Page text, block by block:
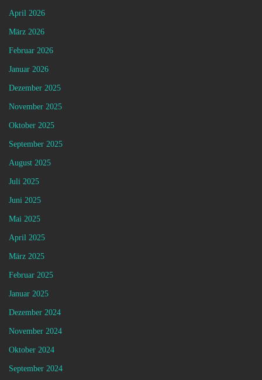
April 2026
März 2026
Februar 2026
Januar 2026
Dezember 2025
November 2025
Oktober 2025
September 2025
August 2025
Juli 2025
Juni 2025
Mai 2025
April 2025
März 2025
Februar 2025
Januar 2025
Dezember 2024
November 2024
Oktober 2024
September 2024